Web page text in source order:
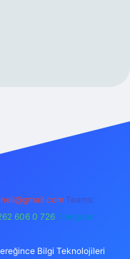
Teams:
606 0 726 Telegram:
Bilgi Teknolojileri